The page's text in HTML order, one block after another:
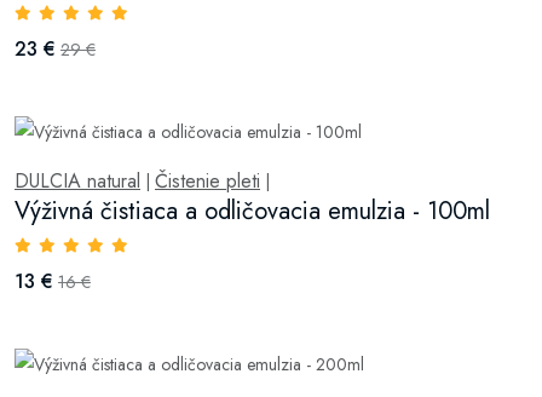
23 € 29 €
DULCIA natural Čistenie pleti
Výživná čistiaca a odličovacia emulzia - 100ml
13 € 16 €